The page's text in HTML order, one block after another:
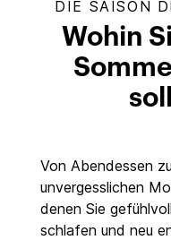
DIE SAISON
Wohin
Von Abendessen
unvergesslichen
denen Sie
schlafen und neu